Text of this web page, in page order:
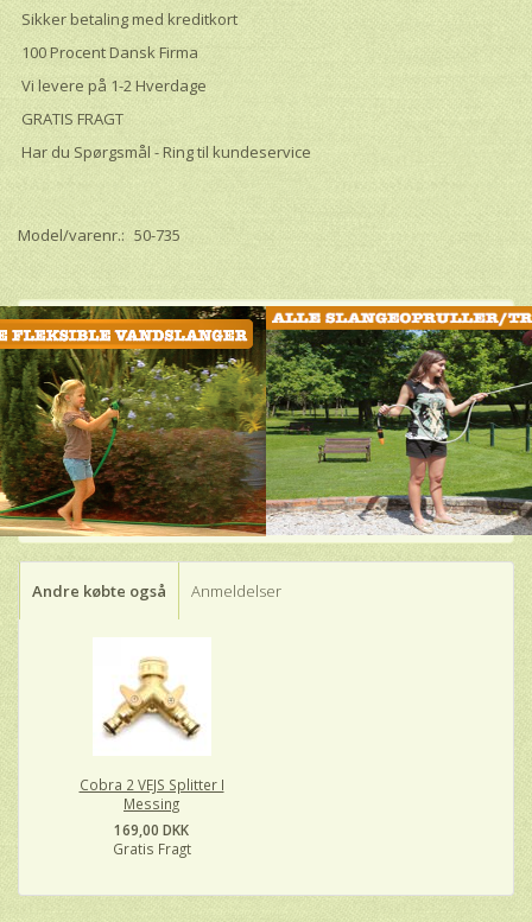
Sikker betaling med kreditkort
100 Procent Dansk Firma
Vi levere på 1-2 Hverdage
GRATIS FRAGT
Har du Spørgsmål - Ring til kundeservice
Model/varenr.: 50-735
Andre købte også Anmeldelser
Cobra 2 VEJS Splitter I
Messing
169,00 DKK
Gratis Fragt